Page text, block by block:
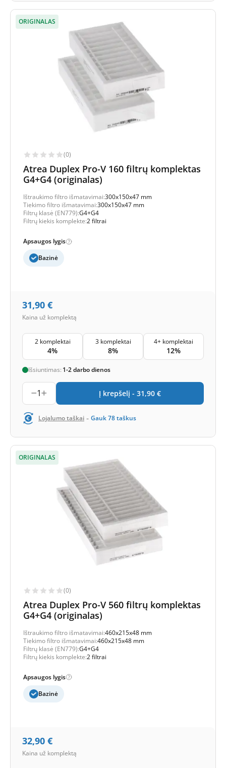
ORIGINALAS
(0)
Atrea Duplex Pro-V 160 filtrų komplektas
G4+G4 (originalas)
Ištraukimo filtro išmatavimai:300x150x47 mm
Tiekimo filtro išmatavimai:300x150x47 mm
Filtrų klasė (EN779):G4+G4
Filtrų kiekis komplekte:2 filtrai
Apsaugos lygis
Bazinė
31,90 €
Kaina už komplektą
2 komplektai
4%
3 komplektai
8%
4+ komplektai
12%
Išsiuntimas: 1-2 darbo dienos
1 Į krepšelį - 31,90 €
Lojalumo taškai - Gauk78taškus
ORIGINALAS
(0)
Atrea Duplex Pro-V 560 filtrų komplektas
G4+G4 (originalas)
Ištraukimo filtro išmatavimai:460x215x48 mm
Tiekimo filtro išmatavimai:460x215x48 mm
Filtrų klasė (EN779):G4+G4
Filtrų kiekis komplekte:2 filtrai
Apsaugos lygis
Bazinė
32,90 €
Kaina už komplektą